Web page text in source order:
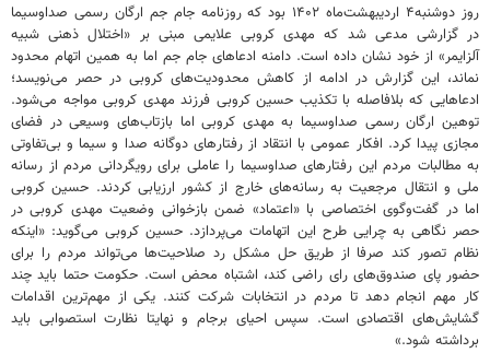
روز دوشنبه۴ اردیبهشت‌ماه ۱۴۰۲ بود که روزنامه جام جم ارگان رسمی صداوسیما
در گزارشی مدعی شد که مهدی کروبی علایمی مبنی بر «اختلال ذهنی شبیه
آلزایمر» از خود نشان داده است. دامنه ادعاهای جام جم اما به همین اتهام محدود
نماند، این گزارش در ادامه از کاهش محدودیت‌های کروبی در حصر می‌نویسد؛
ادعاهایی که بلافاصله با تکذیب حسین کروبی فرزند مهدی کروبی مواجه می‌شود.
توهین ارگان رسمی صداوسیما به مهدی کروبی اما بازتاب‌های وسیعی در فضای
مجازی پیدا کرد. افکار عمومی با انتقاد از رفتارهای دوگانه صدا و سیما و بی‌تفاوتی
به مطالبات مردم این رفتارهای صداوسیما را عاملی برای رویگردانی مردم از رسانه
ملی و انتقال مرجعیت به رسانه‌های خارج از کشور ارزیابی کردند. حسین کروبی
اما در گفت‌وگوی اختصاصی با «اعتماد» ضمن بازخوانی وضعیت مهدی کروبی در
حصر نگاهی به چرایی طرح این اتهامات می‌پردازد. حسین کروبی می‌گوید: «اینکه
نظام تصور کند صرفا از طریق حل مشکل رد صلاحیت‌ها می‌تواند مردم را برای
حضور پای صندوق‌های رای راضی کند، اشتباه محض است. حکومت حتما باید چند
کار مهم انجام دهد تا مردم در انتخابات شرکت کنند. یکی از مهم‌ترین اقدامات
گشایش‌های اقتصادی است. سپس احیای برجام و نهایتا نظارت استصوابی باید
برداشته شود.»